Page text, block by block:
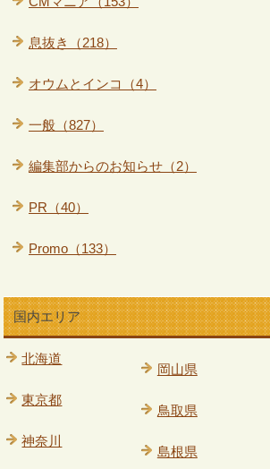
息抜き（218）
オウムとインコ（4）
一般（827）
編集部からのお知らせ（2）
PR（40）
Promo（133）
国内エリア
北海道
東京都
神奈川
岡山県
鳥取県
島根県